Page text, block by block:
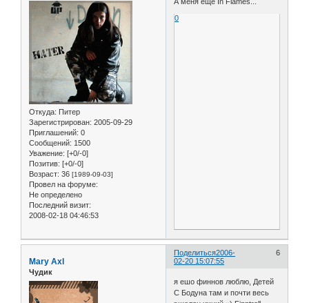
Откуда: Питер
Зарегистрирован: 2005-09-29
Приглашений: 0
Сообщений: 1500
Уважение: [+0/-0]
Позитив: [+0/-0]
Возраст: 36 [1989-09-03]
Провел на форуме:
Не определено
Последний визит:
2008-02-18 04:46:53
А меня ещё In Flames...
0
Поделиться 6
2006-
02-20 15:07:55
Mary Axl
Чудик
я ешо финнов люблю, Детей
С Бодуна там и почти весь